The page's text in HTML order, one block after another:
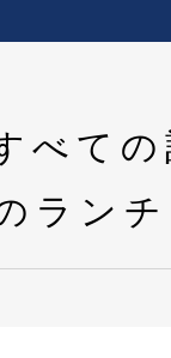
べて
ランチ